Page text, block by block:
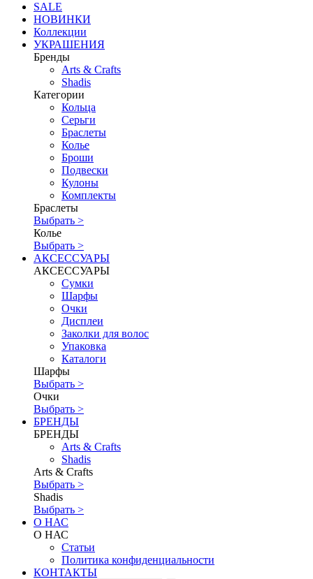
SALE
НОВИНКИ
Коллекции
УКРАШЕНИЯ
Бренды
Аrts & Сrafts
Shadis
Категории
Кольца
Серьги
Браслеты
Колье
Броши
Подвески
Кулоны
Комплекты
Браслеты
Выбрать >
Колье
Выбрать >
АКСЕССУАРЫ
АКСЕССУАРЫ
Сумки
Шарфы
Очки
Дисплеи
Заколки для волос
Упаковка
Каталоги
Шарфы
Выбрать >
Очки
Выбрать >
БРЕНДЫ
БРЕНДЫ
Аrts & Сrafts
Shadis
Аrts & Сrafts
Выбрать >
Shadis
Выбрать >
О НАС
О НАС
Статьи
Политика конфиденциальности
КОНТАКТЫ